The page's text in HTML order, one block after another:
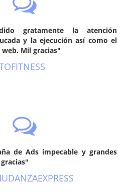
gratamente la atención
y la ejecución así como el
Mil gracias"
de Ads impecable y grandes